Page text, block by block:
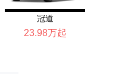
冠道
23.98万起